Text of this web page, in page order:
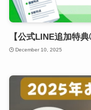
【公式LINE追加特
December 10, 2025